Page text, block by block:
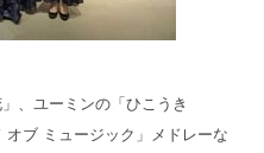
、ユーミンの「ひこうき
ブ ミュージック」メドレーな